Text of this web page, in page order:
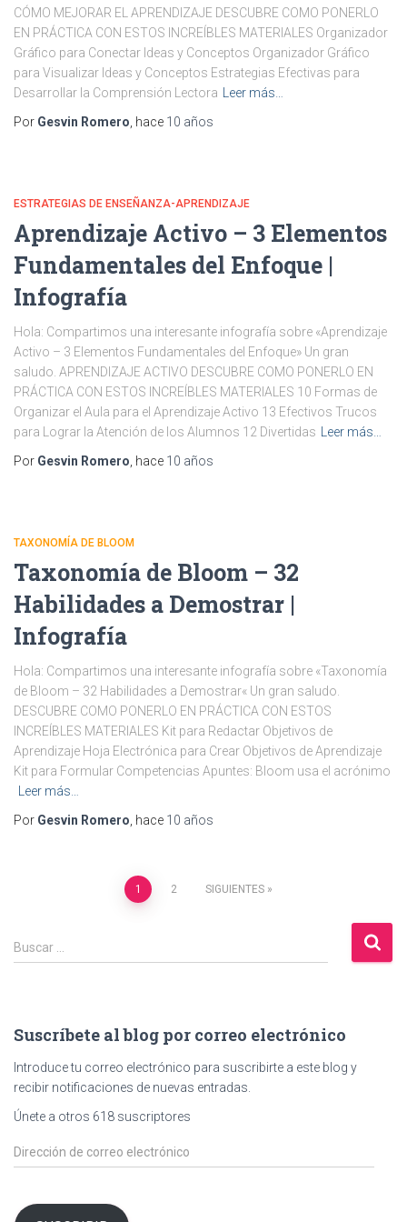
CÓMO MEJORAR EL APRENDIZAJE DESCUBRE COMO PONERLO
EN PRÁCTICA CON ESTOS INCREÍBLES MATERIALES Organizador
Gráfico para Conectar Ideas y Conceptos Organizador Gráfico
para Visualizar Ideas y Conceptos Estrategias Efectivas para
Desarrollar la Comprensión Lectora
Leer más…
Por Gesvin Romero , hace 10 años
ESTRATEGIAS DE ENSEÑANZA-APRENDIZAJE
Aprendizaje Activo – 3 Elementos
Fundamentales del Enfoque |
Infografía
Hola: Compartimos una interesante infografía sobre «Aprendizaje
Activo – 3 Elementos Fundamentales del Enfoque» Un gran
saludo. APRENDIZAJE ACTIVO DESCUBRE COMO PONERLO EN
PRÁCTICA CON ESTOS INCREÍBLES MATERIALES 10 Formas de
Organizar el Aula para el Aprendizaje Activo 13 Efectivos Trucos
para Lograr la Atención de los Alumnos 12 Divertidas
Leer más…
Por Gesvin Romero , hace 10 años
TAXONOMÍA DE BLOOM
Taxonomía de Bloom – 32
Habilidades a Demostrar |
Infografía
Hola: Compartimos una interesante infografía sobre «Taxonomía
de Bloom – 32 Habilidades a Demostrar« Un gran saludo.
DESCUBRE COMO PONERLO EN PRÁCTICA CON ESTOS
INCREÍBLES MATERIALES Kit para Redactar Objetivos de
Aprendizaje Hoja Electrónica para Crear Objetivos de Aprendizaje
Kit para Formular Competencias Apuntes: Bloom usa el acrónimo
Leer más…
Por Gesvin Romero , hace 10 años
Paginación
de
1 2 SIGUIENTES
B
u
r
:
Buscar …
Suscríbete al blog por correo electrónico
Introduce tu correo electrónico para suscribirte a este blog y
recibir notificaciones de nuevas entradas.
Únete a otros 618 suscriptores
D
i